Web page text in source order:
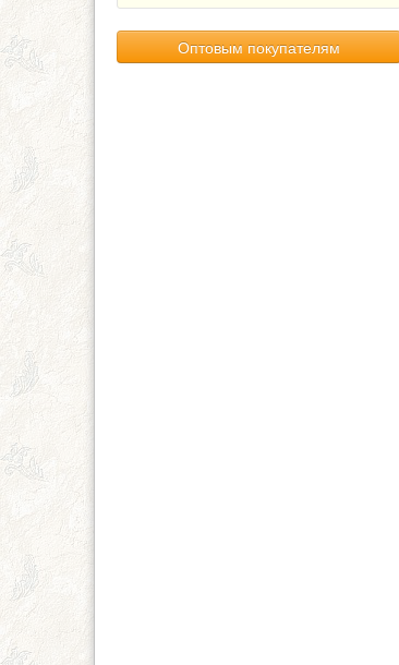
Оптовым покупателям